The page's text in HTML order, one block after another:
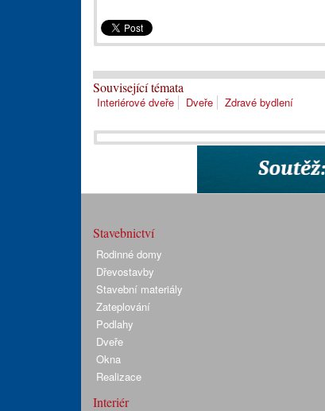
Související témata
Interiérové dveře Dveře Zdravé bydlení
Stavebnictví
Rodinné domy
Dřevostavby
Stavební materiály
Zateplování
Podlahy
Dveře
Okna
Realizace
Interiér